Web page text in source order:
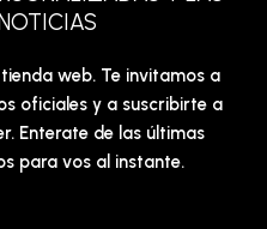
web. Te invitamos a
oficiales y a suscribirte a
Enterate de las últimas
para vos al instante.